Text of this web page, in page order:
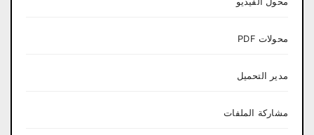
محولات PDF
مدير التحميل
مشاركة الملفات